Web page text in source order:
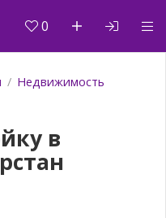
0
Недвижимость
в